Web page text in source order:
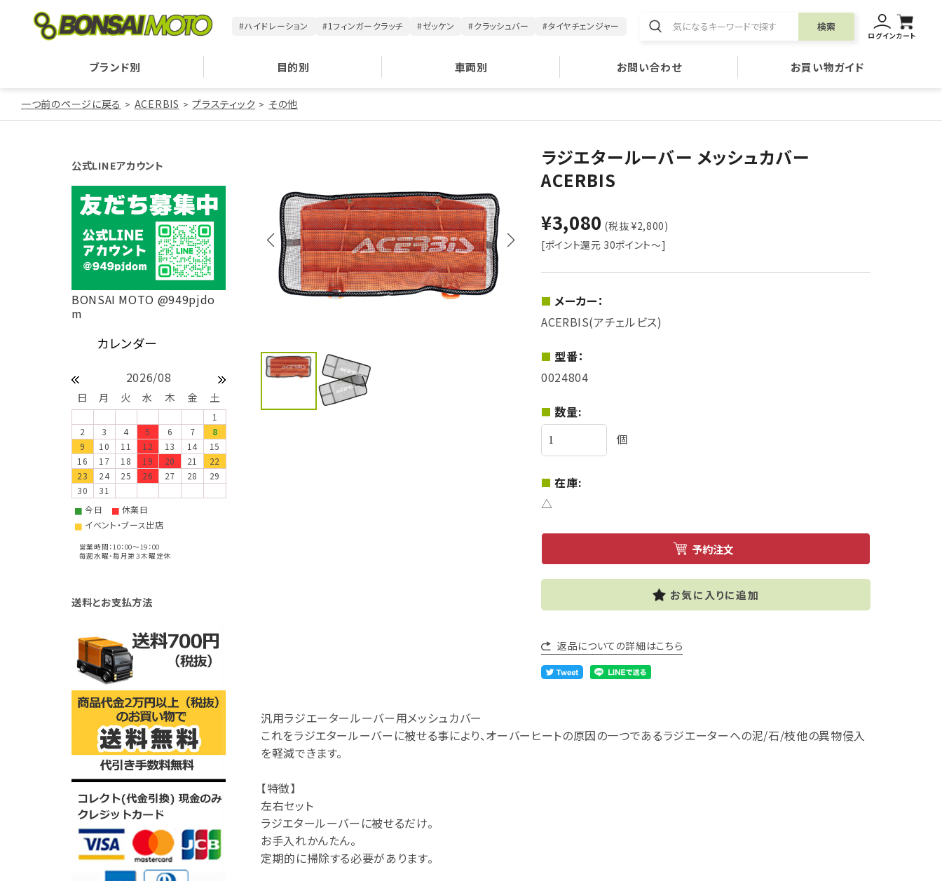
#ハイドレーション #1フィンガークラッチ #ゼッケン #クラッシュバー #タイヤチェンジャー 検索
ログインカート
ブランド別 目的別 車両別 お問い合わせ お買い物ガイド
一つ前のページに戻る ACERBIS プラスティック その他
ラジエタールーバー メッシュカバー
ACERBIS
¥3,080 (税抜 ¥2,800)
[ポイント還元 30ポイント～]
メーカー：
ACERBIS(アチェルビス)
型番：
0024804
数量:
個
在庫:
△
お気に入りに追加
返品についての詳細はこちら
汎用ラジエータールーバー用メッシュカバー
これをラジエタールーバーに被せる事により、オーバーヒートの原因の一つであるラジエーターへの泥/石/枝他の異物侵入
を軽減できます。
【特徴】
左右セット
ラジエタールーバーに被せるだけ。
お手入れかんたん。
定期的に掃除する必要があります。
公式LINEアカウント
BONSAI MOTO @949pjdo
m
2026/08
日 月 火 水 木 金 土
1
2
3 4 5 6 7
8
9
10 11 12 13 14
15
16
17 18 19 20 21
22
23
24 25 26 27 28
29
30
31
■ 今日 ■ 休業日
■ イベント・ブース出店
営業時間：10：00～19：00
毎週水曜・毎月第３木曜定休
送料とお支払方法